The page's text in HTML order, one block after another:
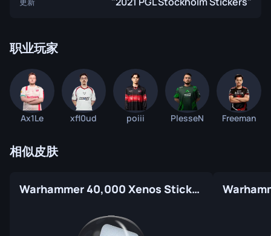
职业玩家
Ax1Le xfl0ud poiii PlesseN Freeman
相似皮肤
Warhammer 40,000 Xenos Sticker Capsule